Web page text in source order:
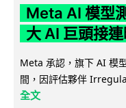
Meta AI 模型
大 AI 巨頭接
Meta 承認，旗下 AI 模
間，因評估夥伴
全文